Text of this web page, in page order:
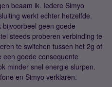
beaam ik. Iedere Simyo
werkt echter hetzelfde.
geen goede
steeds proberen verbinding te
te switchen tussen het 2g of
goede consequente
minder snel energie slurpen.
en Simyo verklaren.